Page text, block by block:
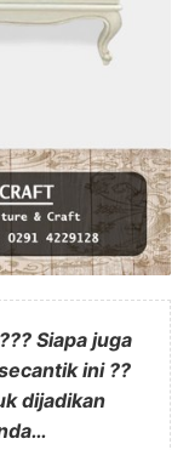
Siapa juga
ini ??
dijadikan